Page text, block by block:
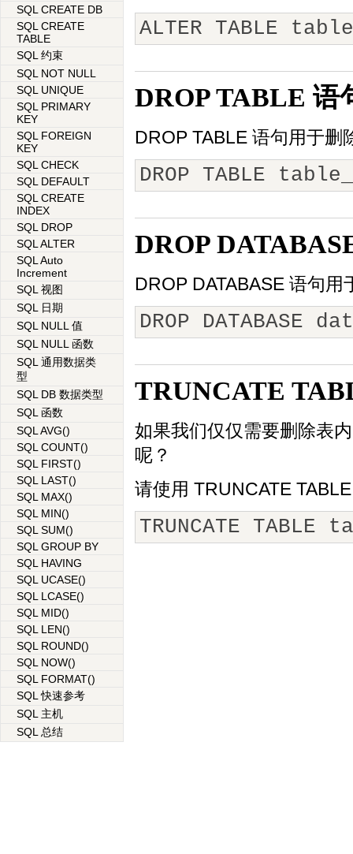
SQL CREATE DB
SQL CREATE
TABLE
SQL 约束
SQL NOT NULL
SQL UNIQUE
SQL PRIMARY
KEY
SQL FOREIGN
KEY
SQL CHECK
SQL DEFAULT
SQL CREATE
INDEX
SQL DROP
SQL ALTER
SQL Auto
Increment
SQL 视图
SQL 日期
SQL NULL 值
SQL NULL 函数
SQL 通用数据类
型
SQL DB 数据类型
SQL 函数
SQL AVG()
SQL COUNT()
SQL FIRST()
SQL LAST()
SQL MAX()
SQL MIN()
SQL SUM()
SQL GROUP BY
SQL HAVING
SQL UCASE()
SQL LCASE()
SQL MID()
SQL LEN()
SQL ROUND()
SQL NOW()
SQL FORMAT()
SQL 快速参考
SQL 主机
SQL 总结
ALTER TABLE
DROP TABLE 语
DROP TABLE 语句用于删
DROP TABLE
DROP
DROP DATABASE 语句用
DROP DATABASE
TRUNCATE
如果我们仅仅需要删除表
呢？
请使用 TRUNCATE
TRUNCATE TABLE